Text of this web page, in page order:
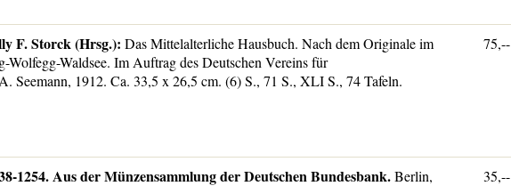
F. Storck (Hrsg.): Das Mittelalterliche Hausbuch. Nach dem Originale im
Wolfegg-Waldsee. Im Auftrag des Deutschen Vereins für
Seemann, 1912. Ca. 33,5 x 26,5 cm. (6) S., 71 S., XLI S., 74 Tafeln.
75,--
1254. Aus der Münzensammlung der Deutschen Bundesbank.Berlin,
35,--